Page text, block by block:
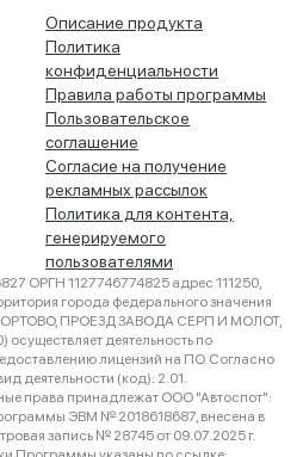
Описание продукта
Политика
конфиденциальности
Правила работы программы
Пользовательское
соглашение
Согласие на получение
рекламных рассылок
Политика для контента,
генерируемого
пользователями
ОРГН 1127746774825 адрес 111250,
города федерального значения
ПРОЕЗД ЗАВОДА СЕРП И МОЛОТ,
деятельность по
лицензий на ПО. Согласно
деятельности (код): 2.01.
права принадлежат ООО "Автоспот":
ЭВМ № 2018618687, внесена в
запись № 28745 от 09.07.2025 г.